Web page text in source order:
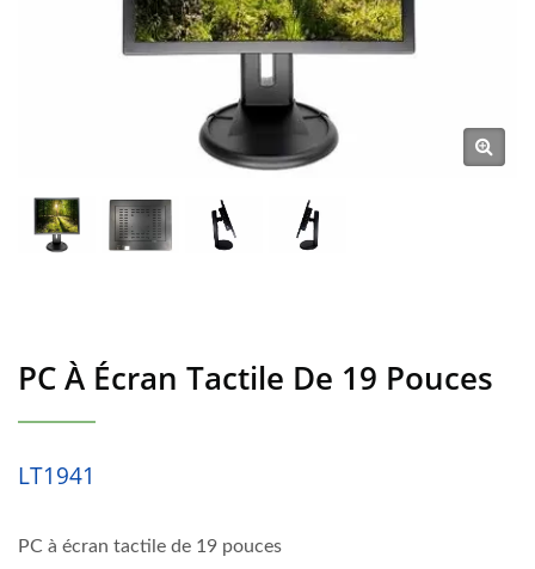
PC À Écran Tactile De 19 Pouces
LT1941
PC à écran tactile de 19 pouces